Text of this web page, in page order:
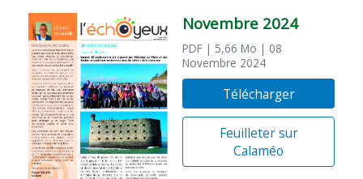
Novembre 2024
PDF | 5,66 Mo | 08
Novembre 2024
Télécharger
Feuilleter sur
Calaméo